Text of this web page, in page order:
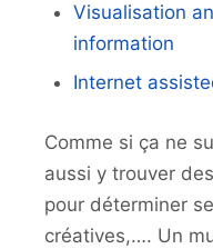
Visualisation
information
Internet
Comme si ça ne
aussi y trouver
pour déterminer
créatives,…. Un